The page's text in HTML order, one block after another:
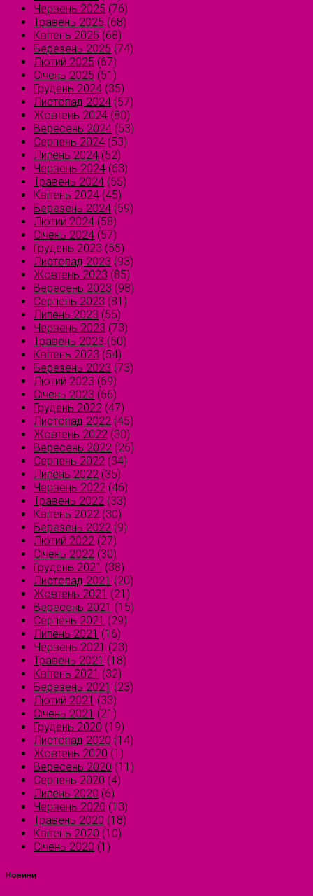
Червень 2025 (76)
Травень 2025 (68)
Квітень 2025 (68)
Березень 2025 (74)
Лютий 2025 (67)
Січень 2025 (51)
Грудень 2024 (35)
Листопад 2024 (57)
Жовтень 2024 (80)
Вересень 2024 (53)
Серпень 2024 (53)
Липень 2024 (52)
Червень 2024 (63)
Травень 2024 (55)
Квітень 2024 (45)
Березень 2024 (59)
Лютий 2024 (58)
Січень 2024 (57)
Грудень 2023 (55)
Листопад 2023 (93)
Жовтень 2023 (85)
Вересень 2023 (98)
Серпень 2023 (81)
Липень 2023 (55)
Червень 2023 (73)
Травень 2023 (50)
Квітень 2023 (54)
Березень 2023 (73)
Лютий 2023 (69)
Січень 2023 (66)
Грудень 2022 (47)
Листопад 2022 (45)
Жовтень 2022 (30)
Вересень 2022 (26)
Серпень 2022 (34)
Липень 2022 (35)
Червень 2022 (46)
Травень 2022 (33)
Квітень 2022 (30)
Березень 2022 (9)
Лютий 2022 (27)
Січень 2022 (30)
Грудень 2021 (38)
Листопад 2021 (20)
Жовтень 2021 (21)
Вересень 2021 (15)
Серпень 2021 (29)
Липень 2021 (16)
Червень 2021 (23)
Травень 2021 (18)
Квітень 2021 (32)
Березень 2021 (23)
Лютий 2021 (33)
Січень 2021 (21)
Грудень 2020 (19)
Листопад 2020 (14)
Жовтень 2020 (1)
Вересень 2020 (11)
Серпень 2020 (4)
Липень 2020 (6)
Червень 2020 (13)
Травень 2020 (18)
Квітень 2020 (10)
Січень 2020 (1)
Новини